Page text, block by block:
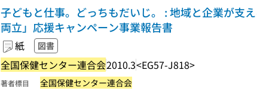
子どもと仕事。どっちもだいじ。 : 地域と企業が支
両立」応援キャンペーン事業報告書
紙 図書
全国保健センター連合会2010.3<EG57-J818>
著者標目 全国保健センター連合会